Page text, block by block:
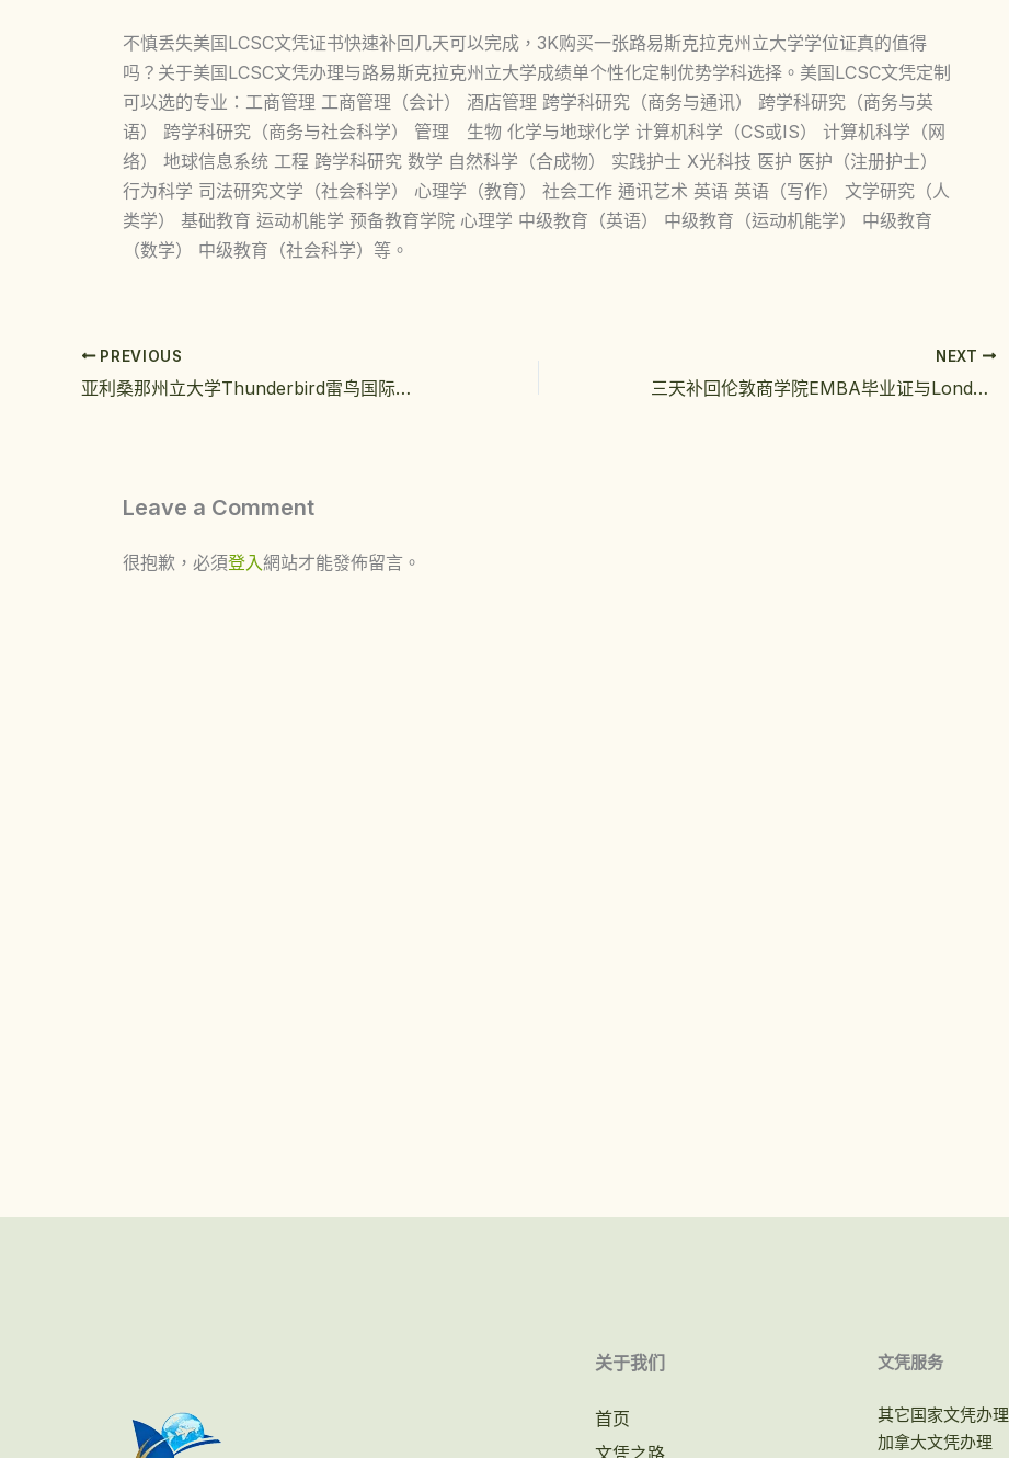
不慎丢失美国LCSC文凭证书快速补回几天可以完成，3K购买一张路易斯克拉克州立大学学位证真的值得
吗？关于美国LCSC文凭办理与路易斯克拉克州立大学成绩单个性化定制优势学科选择。美国LCSC文凭定制
可以选的专业：工商管理 工商管理（会计） 酒店管理 跨学科研究（商务与通讯） 跨学科研究（商务与英
语） 跨学科研究（商务与社会科学） 管理 生物 化学与地球化学 计算机科学（CS或IS） 计算机科学（网
络） 地球信息系统 工程 跨学科研究 数学 自然科学（合成物） 实践护士 X光科技 医护 医护（注册护士）
行为科学 司法研究文学（社会科学） 心理学（教育） 社会工作 通讯艺术 英语 英语（写作） 文学研究（人
类学） 基础教育 运动机能学 预备教育学院 心理学 中级教育（英语） 中级教育（运动机能学） 中级教育
（数学） 中级教育（社会科学）等。
PREVIOUS
亚利桑那州立大学Thunderbird雷鸟国际管理学院毕业证最全指南
NEXT
三天补回伦敦商学院EMBA毕业证与London Business学位证指南
Leave a Comment
很抱歉，必須登入網站才能發佈留言。
关于我们
首页
文凭之路
文凭服务
其它国家文凭办理
加拿大文凭办理